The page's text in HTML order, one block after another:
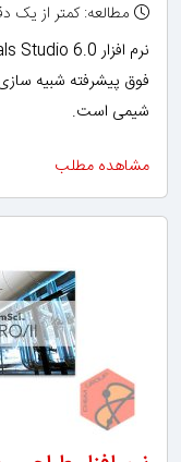
مطالعه: کمتر از یک
فوق پیشرفته شبیه
شیمی است.
مشاهده مطلب